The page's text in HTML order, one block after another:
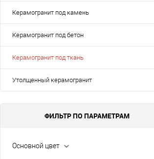
Керамогранит под камень
Керамогранит под бетон
Керамогранит под ткань
Утолщенный керамогранит
ФИЛЬТР ПО ПАРАМЕТРАМ
Основной цвет